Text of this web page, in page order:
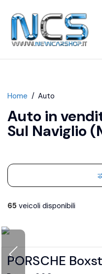
Home Auto
Auto in
Sul Naviglio
65 veicoli disponibili
PORSCHE